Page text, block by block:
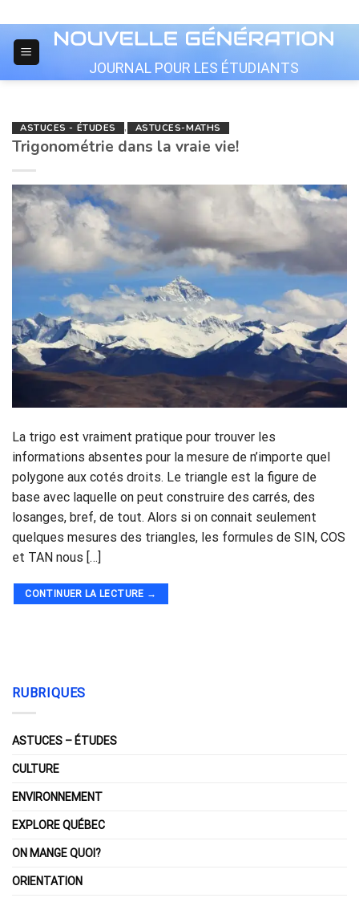
to
content
JOURNAL POUR LES ÉTUDIANTS
ASTUCES - ÉTUDES , ASTUCES-MATHS
Trigonométrie dans la vraie vie!
La trigo est vraiment pratique pour trouver les
informations absentes pour la mesure de n’importe quel
polygone aux cotés droits. Le triangle est la figure de
base avec laquelle on peut construire des carrés, des
losanges, bref, de tout. Alors si on connait seulement
quelques mesures des triangles, les formules de SIN, COS
et TAN nous […]
CONTINUER LA LECTURE →
RUBRIQUES
ASTUCES – ÉTUDES
CULTURE
ENVIRONNEMENT
EXPLORE QUÉBEC
ON MANGE QUOI?
ORIENTATION